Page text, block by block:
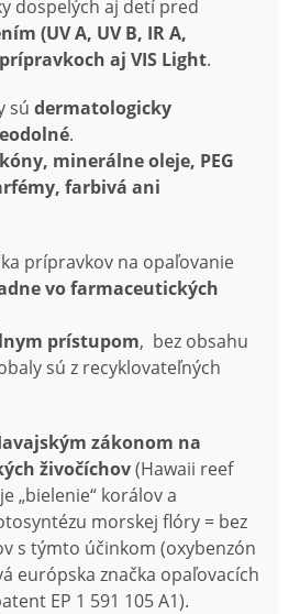
dospelých aj detí pred
(UV A, UV B, IR A,
aj VIS Light.
sú dermatologicky
.
minerálne oleje, PEG
farbivá ani
prípravkov na opaľovanie
vo farmaceutických
prístupom, bez obsahu
sú z recyklovateľných
zákonom na
živočíchov(Hawaii reef
„bielenie“ korálov a
morskej flóry = bez
s týmto účinkom (oxybenzón
európska značka opaľovacích
EP 1 591 105 A1).